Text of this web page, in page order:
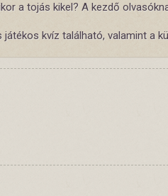
a tojás kikel? A kezdő
kvíz található, valamint a